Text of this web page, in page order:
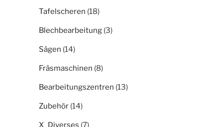
Tafelscheren (18)
Blechbearbeitung (3)
Sägen (14)
Fräsmaschinen (8)
Bearbeitungszentren (13)
Zubehör (14)